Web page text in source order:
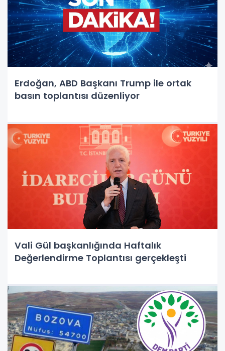
Erdoğan, ABD Başkanı Trump ile ortak
basın toplantısı düzenliyor
Vali Gül başkanlığında Haftalık
Değerlendirme Toplantısı gerçekleşti